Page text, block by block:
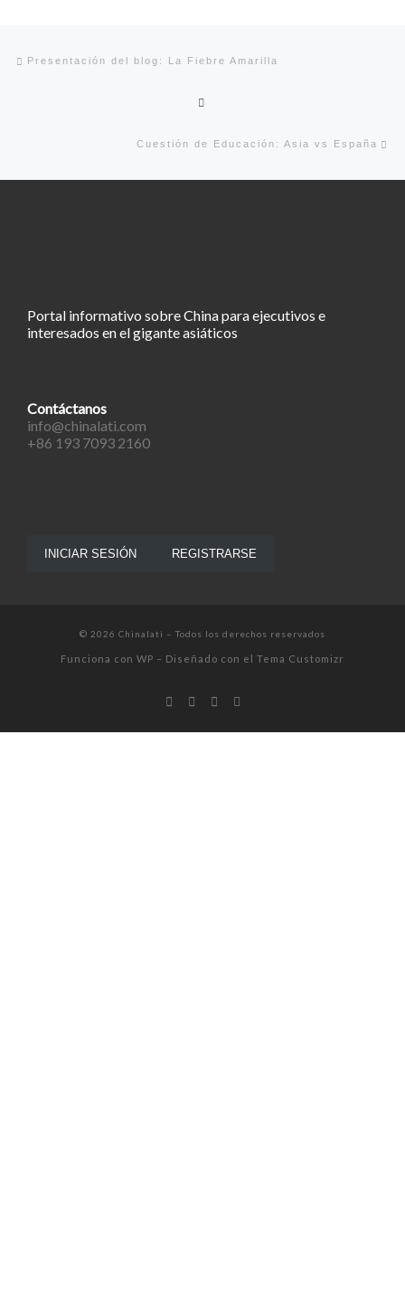
Presentación del blog: La Fiebre Amarilla
Cuestión de Educación: Asia vs España
Portal informativo sobre China para ejecutivos e
interesados en el gigante asiáticos
Contáctanos
info@chinalati.com
+86 193 7093 2160
INICIAR SESIÓN REGISTRARSE
© 2026 Chinalati – Todos los derechos reservados
Funciona con WP – Diseñado con el Tema Customizr